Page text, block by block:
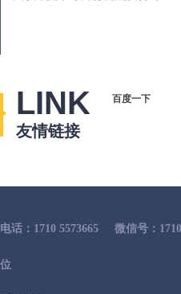
LINK
友情链接
百度一下
电话：1710 5573665 微信号：
位